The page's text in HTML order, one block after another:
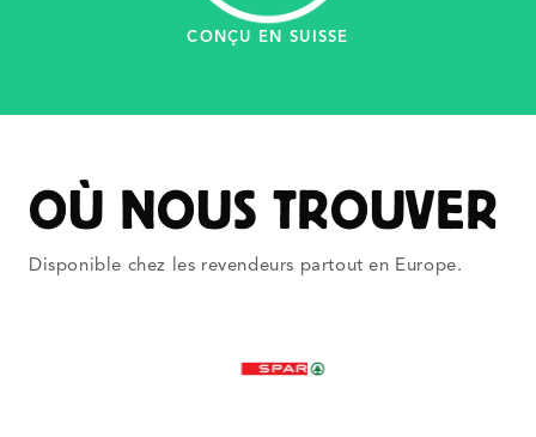
CONÇU EN SUISSE
OÙ NOUS TROUVER
Disponible chez les revendeurs partout en Europe.